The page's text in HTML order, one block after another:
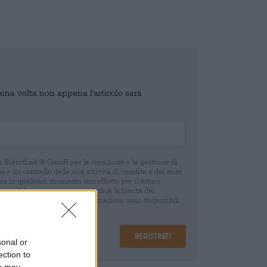
or
to
volta non appena l'articolo sarà
® GmbH per la creazione e la gestione di
e un controllo delle mie attività di vendita e dei miei
in qualsiasi momento con effetto per il futuro
del consenso non pregiudica la liceità del
della revoca. Ulteriori informazioni sono disponibili
Registrati